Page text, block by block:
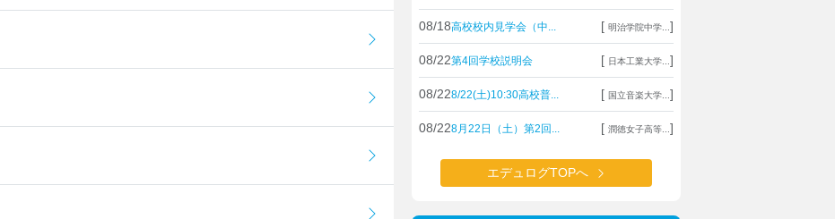
08/18高校校内見学会（中... [ 明治学院中学... ]
08/22第4回学校説明会 [ 日本工業大学... ]
08/228/22(土)10:30高校普... [ 国立音楽大学... ]
08/228月22日（土）第2回... [ 潤徳女子高等... ]
エデュログTOPへ